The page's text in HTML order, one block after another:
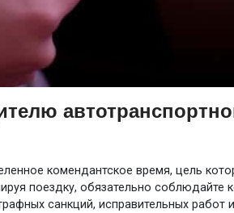
комендантское время, цель
поездку, обязательно соблюдайте
санкций, исправительных